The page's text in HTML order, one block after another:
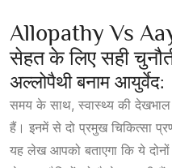
Allopathy Vs
सेहत के लिए सही
अल्लोपैथी बनाम आयुर्वेद:
समय के साथ, स्वास्थ्य की देखभाल
हैं। इनमें से दो प्रमुख चिकित्सा
यह लेख आपको बताएगा कि ये